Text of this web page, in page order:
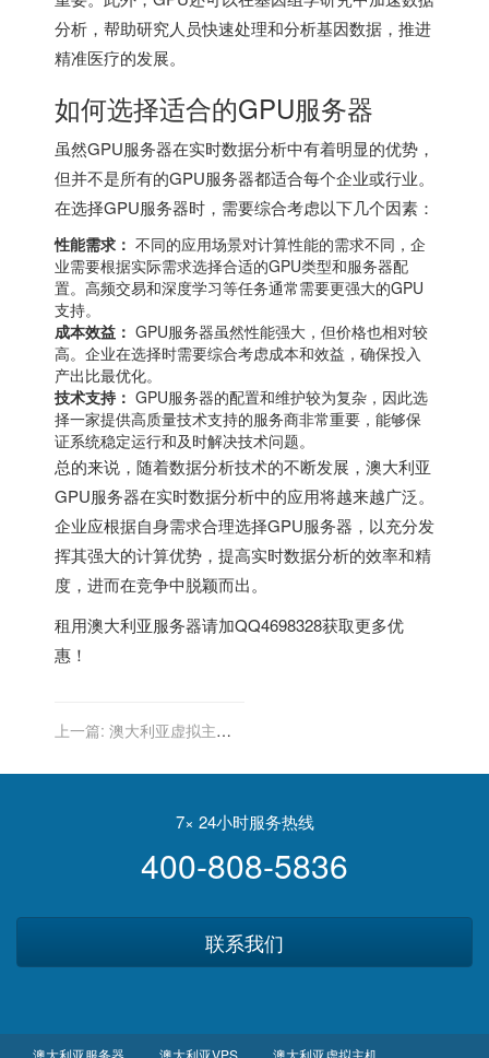
分析，帮助研究人员快速处理和分析基因数据，推进
精准医疗的发展。
如何选择适合的GPU服务器
虽然GPU服务器在实时数据分析中有着明显的优势，
但并不是所有的GPU服务器都适合每个企业或行业。
在选择GPU服务器时，需要综合考虑以下几个因素：
性能需求： 不同的应用场景对计算性能的需求不同，企
业需要根据实际需求选择合适的GPU类型和服务器配
置。高频交易和深度学习等任务通常需要更强大的GPU
支持。
成本效益： GPU服务器虽然性能强大，但价格也相对较
高。企业在选择时需要综合考虑成本和效益，确保投入
产出比最优化。
技术支持： GPU服务器的配置和维护较为复杂，因此选
择一家提供高质量技术支持的服务商非常重要，能够保
证系统稳定运行和及时解决技术问题。
总的来说，随着数据分析技术的不断发展，澳大利亚
GPU服务器在实时数据分析中的应用将越来越广泛。
企业应根据自身需求合理选择GPU服务器，以充分发
挥其强大的计算优势，提高实时数据分析的效率和精
度，进而在竞争中脱颖而出。
租用澳大利亚服务器请加QQ4698328获取更多优
惠！
上一篇: 澳大利亚虚拟主机
7× 24小时服务热线
400-808-5836
联系我们
澳大利亚服务器 澳大利亚VPS 澳大利亚虚拟主机